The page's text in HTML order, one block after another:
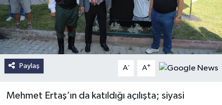
Paylaş A- A+
Mehmet Ertaş’ın da katıldığı açılışta; siyasi